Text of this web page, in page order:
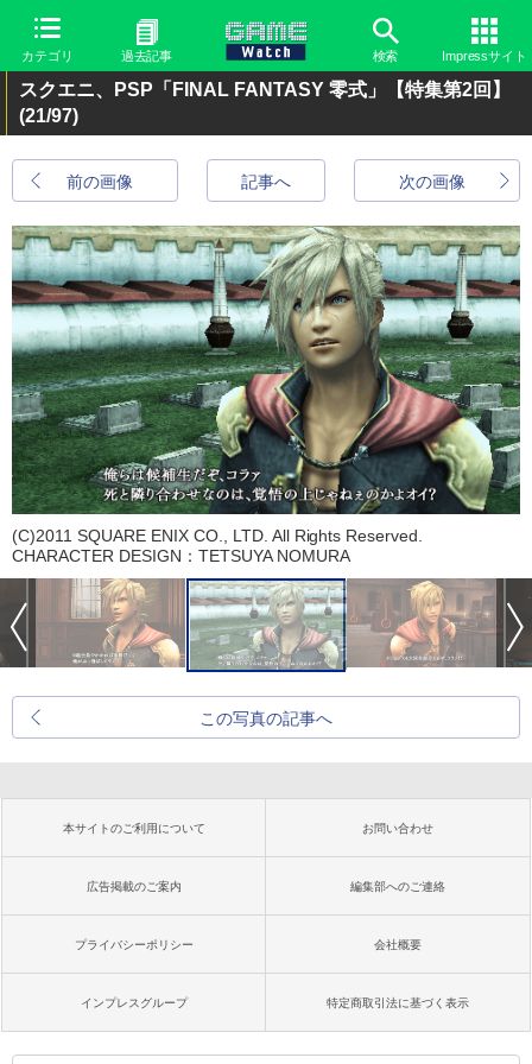
カテゴリ 過去記事 検索 Impressサイト
スクエニ、PSP「FINAL FANTASY 零式」【特集第2回】
(21/97)
前の画像 次の画像
記事へ
(C)2011 SQUARE ENIX CO., LTD. All Rights Reserved.
CHARACTER DESIGN：TETSUYA NOMURA
この写真の記事へ
本サイトのご利用について お問い合わせ
広告掲載のご案内 編集部へのご連絡
プライバシーポリシー 会社概要
インプレスグループ 特定商取引法に基づく表示